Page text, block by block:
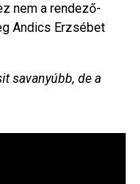
nem a rendező-
Andics Erzsébet
savanyúbb, de a